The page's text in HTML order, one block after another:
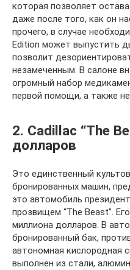
которая позволяет
даже после того, как он
прочего, в случае
Edition может выпустить
позволит
незамеченным. В салоне
огромный набор
первой помощи, а также
2. Cadillac “The
долларов
Это единственный
бронированных машин,
это автомобиль
прозвищем “The Beast”.
миллиона долларов. В
бронированный бак,
автономная кислородная
выполнен из стали,